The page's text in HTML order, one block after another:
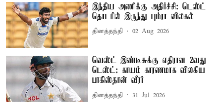
இந்திய அணிக்கு அதிர்ச்சி: டெஸ்ட்
தொடரில் இருந்து பும்ரா விலகல்
தினத்தந்தி 02 Aug 2026
வெஸ்ட் இண்டீசுக்கு எதிரான 2வது
டெஸ்ட்: காயம் காரணமாக விலகிய
பாகிஸ்தான் வீரர்
தினத்தந்தி 31 Jul 2026